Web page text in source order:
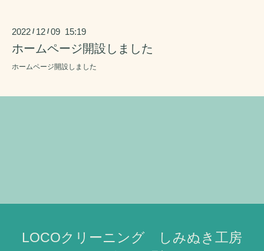
2022 / 12 /09 15:19
ホームページ開設しました
ホームページ開設しました
LOCOクリーニング しみぬき工房